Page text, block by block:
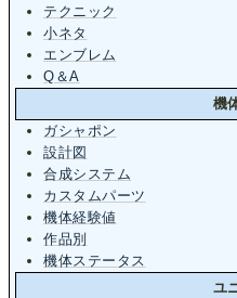
テクニック
小ネタ
エンブレム
Q＆A
機
ガシャポン
設計図
合成システム
カスタムパーツ
機体経験値
作品別
機体ステータス
ユ